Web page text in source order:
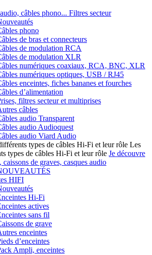
câbles phono... Filtres secteur
phono
de bras et connecteurs
de modulation RCA
de modulation XLR
numériques coaxiaux, RCA, BNC, XLR
numériques optiques, USB / RJ45
enceintes, fiches bananes et fourches
d’alimentation
filtres secteur et multiprises
câbles
audio Transparent
audio Audioquest
audio Viard Audio
Les
types de câbles Hi-Fi et leur rôle Je découvre
de graves, casques audio
HIFI
Hi-Fi
actives
sans fil
de grave
enceintes
d’enceintes
Ampli, enceintes